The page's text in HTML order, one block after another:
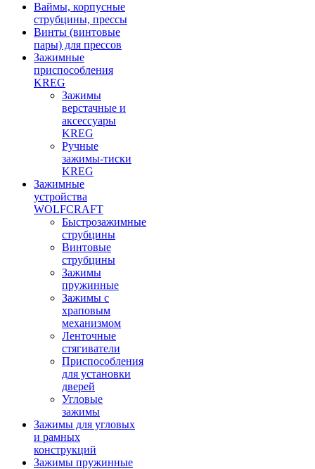
Ваймы, корпусные
струбцины, прессы
Винты (винтовые
пары) для прессов
Зажимные
приспособления
KREG
Зажимы
верстачные и
аксессуары
KREG
Ручные
зажимы-тиски
KREG
Зажимные
устройства
WOLFCRAFT
Быстрозажимные
струбцины
Винтовые
струбцины
Зажимы
пружинные
Зажимы с
храповым
механизмом
Ленточные
стягиватели
Приспособления
для установки
дверей
Угловые
зажимы
Зажимы для угловых
и рамных
конструкций
Зажимы пружинные